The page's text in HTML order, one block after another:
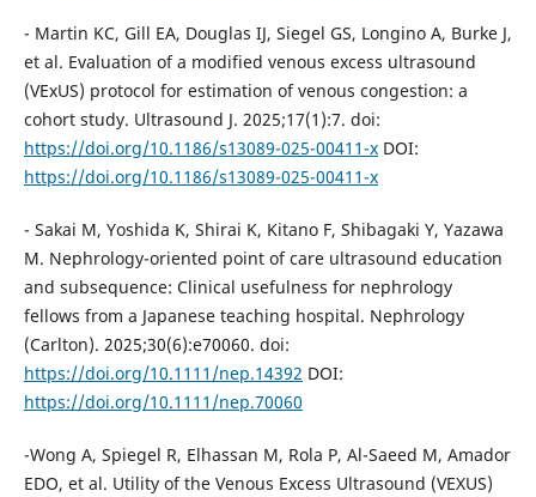
- Martin KC, Gill EA, Douglas IJ, Siegel GS, Longino A, Burke J,
et al. Evaluation of a modified venous excess ultrasound
(VExUS) protocol for estimation of venous congestion: a
cohort study. Ultrasound J. 2025;17(1):7. doi:
https://doi.org/10.1186/s13089-025-00411-xDOI:
https://doi.org/10.1186/s13089-025-00411-x
- Sakai M, Yoshida K, Shirai K, Kitano F, Shibagaki Y, Yazawa
M. Nephrology-oriented point of care ultrasound education
and subsequence: Clinical usefulness for nephrology
fellows from a Japanese teaching hospital. Nephrology
(Carlton). 2025;30(6):e70060. doi:
https://doi.org/10.1111/nep.14392 DOI:
https://doi.org/10.1111/nep.70060
-Wong A, Spiegel R, Elhassan M, Rola P, Al-Saeed M, Amador
EDO, et al. Utility of the Venous Excess Ultrasound (VEXUS)